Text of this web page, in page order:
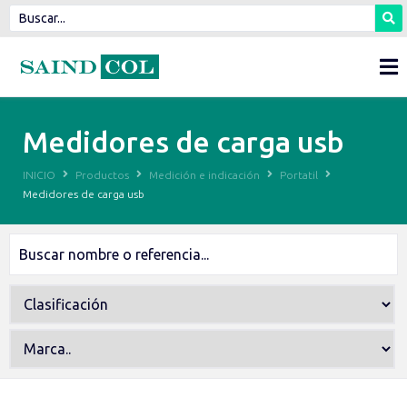
Medidores de carga usb
INICIO Productos Medición e indicación
Portatil
Medidores de carga usb